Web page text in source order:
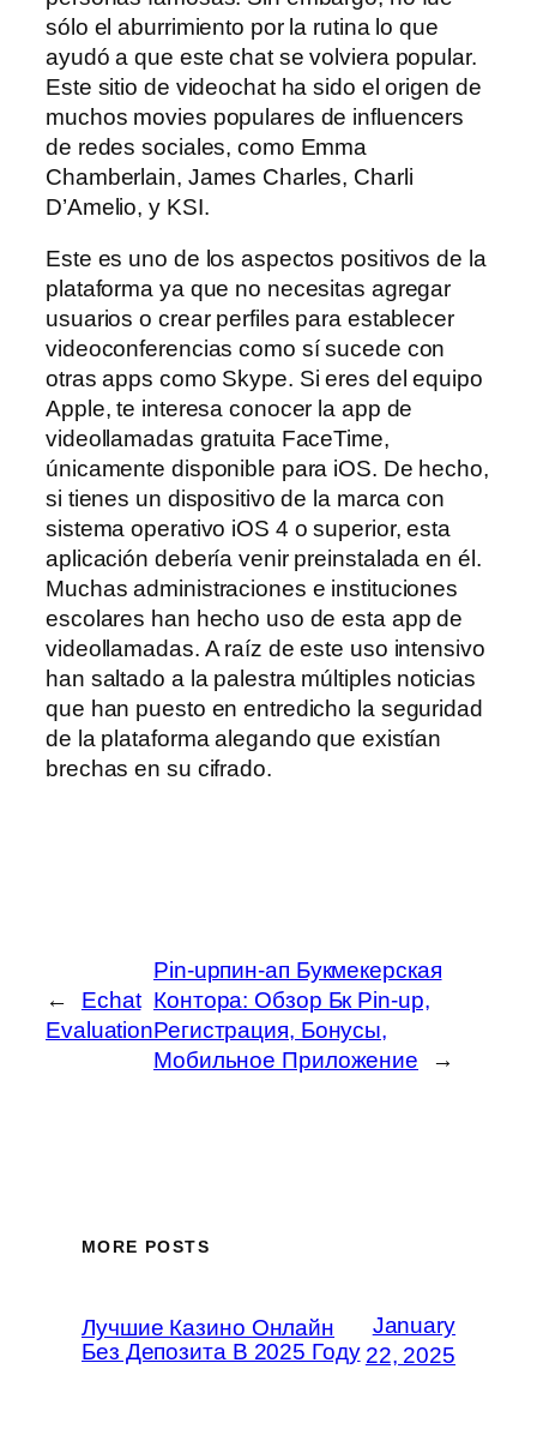
sólo el aburrimiento por la rutina lo que
ayudó a que este chat se volviera popular.
Este sitio de videochat ha sido el origen de
muchos movies populares de influencers
de redes sociales, como Emma
Chamberlain, James Charles, Charli
D’Amelio, y KSI.
Este es uno de los aspectos positivos de la
plataforma ya que no necesitas agregar
usuarios o crear perfiles para establecer
videoconferencias como sí sucede con
otras apps como Skype. Si eres del equipo
Apple, te interesa conocer la app de
videollamadas gratuita FaceTime,
únicamente disponible para iOS. De hecho,
si tienes un dispositivo de la marca con
sistema operativo iOS 4 o superior, esta
aplicación debería venir preinstalada en él.
Muchas administraciones e instituciones
escolares han hecho uso de esta app de
videollamadas. A raíz de este uso intensivo
han saltado a la palestra múltiples noticias
que han puesto en entredicho la seguridad
de la plataforma alegando que existían
brechas en su cifrado.
←
Echat
Evaluation
Pin-upпин-ап Букмекерская
Контора: Обзор Бк Pin-up,
Регистрация, Бонусы,
Мобильное Приложение
→
MORE POSTS
Лучшие Казино Онлайн
Без Депозита В 2025 Году
January
22, 2025